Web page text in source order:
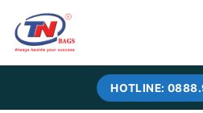
content
HOTLINE: